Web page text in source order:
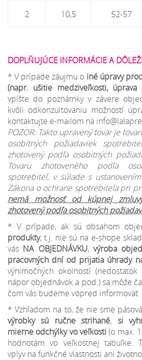
2
10,5 52-57
DOPLŇUJÚCE INFORMÁCIE A
* V prípade záujmu o iné úpravy
(napr. ušitie medziveľkosti,
vpíšte do poznámky v závere
kvôli odkonzultovaniu možností
kontaktujte e-mailom na
POZOR: Takto upravený tovar je
osobitných požiadaviek
zhotovený podľa osobitných
Tovaru zhotoveného podľa
spotrebiteľ, v súlade s
Zákona o ochrane spotrebiteľa pri
nemá možnosť od kúpnej
zhotovený podľa osobitných
* V prípade, ak sú obsahom
produkty, t.j. nie sú na e-shope
vás NA OBJEDNÁVKU, výroba
pracovných dní od prijatia úhrady
výnimočných okolností
nápor objednávok a pod.) sa môže
čom vás budeme vopred informovať.
* Vzhľadom na to, že nie sme
výrobky sú ručne strihané, si
mierne odchýlky vo veľkosti (o max.
hodnotám vo veľkostnej tabuľke.
vplyv na funkčné vlastnosti ani